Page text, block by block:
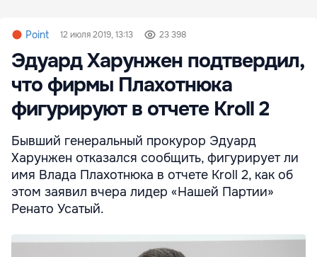
Point 12 июля 2019, 13:13 23 398
Эдуард Харунжен подтвердил,
что фирмы Плахотнюка
фигурируют в отчете Kroll 2
Бывший генеральный прокурор Эдуард
Харунжен отказался сообщить, фигурирует ли
имя Влада Плахотнюка в отчете Kroll 2, как об
этом заявил вчера лидер «Нашей Партии»
Ренато Усатый.